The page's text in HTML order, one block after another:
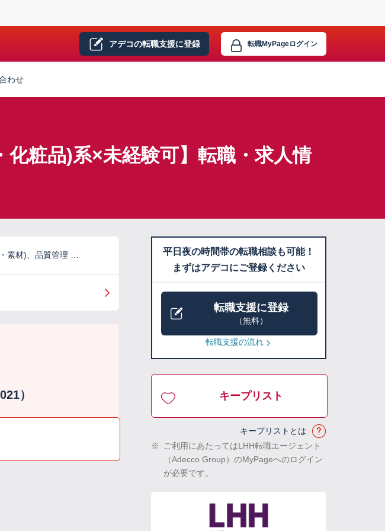
アデコの転職支援に登録 転職MyPageログイン
わせ
化粧品)系×未経験可】転職・求人情
素材)、品質管理 …
）
平日夜の時間帯の転職相談も可能！
まずはアデコにご登録ください
転職支援に登録
（無料）
転職支援の流れ
キープリスト
キープリストとは
※
ご利用にあたってはLHH転職エージェント
（Adecco Group）のMyPageへのログイン
が必要です。